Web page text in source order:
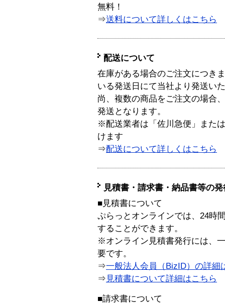
無料！
⇒送料について詳しくはこちら
配送について
在庫がある場合のご注文につき
いる発送日にて当社より発送い
尚、複数の商品をご注文の場合
発送となります。
※配送業者は「佐川急便」また
けます
⇒配送について詳しくはこちら
見積書・請求書・納品書等の
■見積書について
ぷらっとオンラインでは、24時
することができます。
※オンライン見積書発行には、
要です。
⇒一般法人会員（BizID）の詳細
⇒ 見積書について詳細はこちら
■請求書について